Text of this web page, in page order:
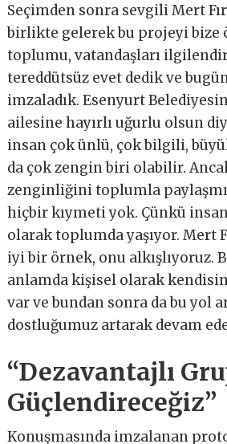
Seçimden sonra sevgili Mert
birlikte gelerek bu projeyi bize
toplumu, vatandaşları
tereddütsüz evet dedik ve
imzaladık. Esenyurt
ailesine hayırlı uğurlu olsun
insan çok ünlü, çok bilgili,
da çok zengin biri olabilir.
zenginliğini toplumla
hiçbir kıymeti yok. Çünkü
olarak toplumda yaşıyor. Mert
iyi bir örnek, onu alkışlıyoruz.
anlamda kişisel olarak
var ve bundan sonra da bu yol
dostluğumuz artarak devam
“Dezavantajlı
Güçlendireceğiz”
Konuşmasında imzalanan